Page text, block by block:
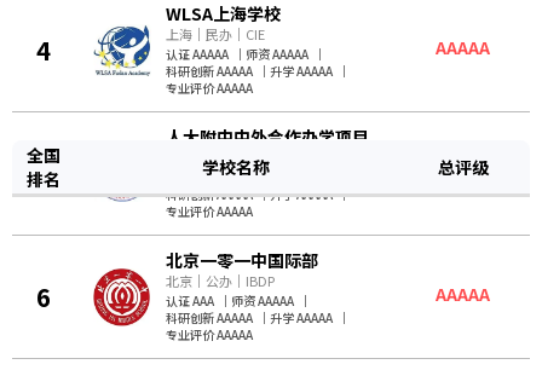
全国
排名
学校名称 总评级
4
WLSA上海学校
上海 ｜ 民办 ｜ CIE
认证 AAAAA ｜ 师资 AAAAA ｜
科研创新 AAAAA ｜升学 AAAAA ｜
专业评价 AAAAA
AAAAA
5
人大附中中外合作办学项目
｜公办
认证 AAAA ｜师资 AAAAA
科研创新 AAAAA ｜升学 AAAAA ｜
专业评价 AAAAA
AAAAA
6
北京一零一中国际部
北京 ｜ 公办 ｜ IBDP
认证 AAA ｜ 师资 AAAAA ｜
科研创新 AAAAA ｜升学 AAAAA ｜
专业评价 AAAAA
AAAAA